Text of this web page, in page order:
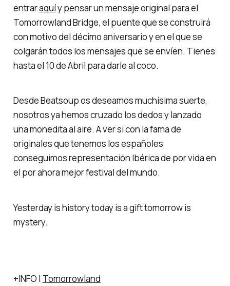
entraraquíy pensar un mensaje original para el
Tomorrowland Bridge, el puente que se construirá
con motivo del décimo aniversario y en el que se
colgarán todos los mensajes que se envíen. Tienes
hasta el 10 de Abril para darle al coco.
Desde Beatsoup os deseamos muchísima suerte,
nosotros ya hemos cruzado los dedos y lanzado
una monedita al aire. A ver si con la fama de
originales que tenemos los españoles
conseguimos representación Ibérica de por vida en
el por ahora mejor festival del mundo.
Yesterday is history today is a gift tomorrow is
mystery.
+INFO | Tomorrowland